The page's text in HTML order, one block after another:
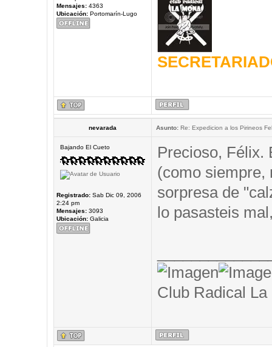
Mensajes:4363
Ubicación:Portomarín-Lugo
nevarada Asunto:Re: Expedicion a los Pirineos
Bajando El Cueto
Registrado:Sab Dic 09, 2006
2:24 pm
Mensajes:3093
Ubicación:Galicia
Precioso, Félix.
(como
sorpresa de
lo pasasteis
Club Radical La